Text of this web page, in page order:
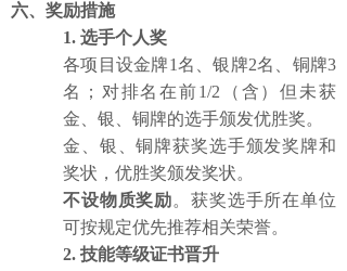
六、奖励措施
1. 选手个人奖
各项目设金牌1名、银牌2名、铜牌3
名；对排名在前1/2（含）但未获
金、银、铜牌的选手颁发优胜奖。
金、银、铜牌获奖选手颁发奖牌和
奖状，优胜奖颁发奖状。
不设物质奖励。获奖选手所在单位
可按规定优先推荐相关荣誉。
2. 技能等级证书晋升